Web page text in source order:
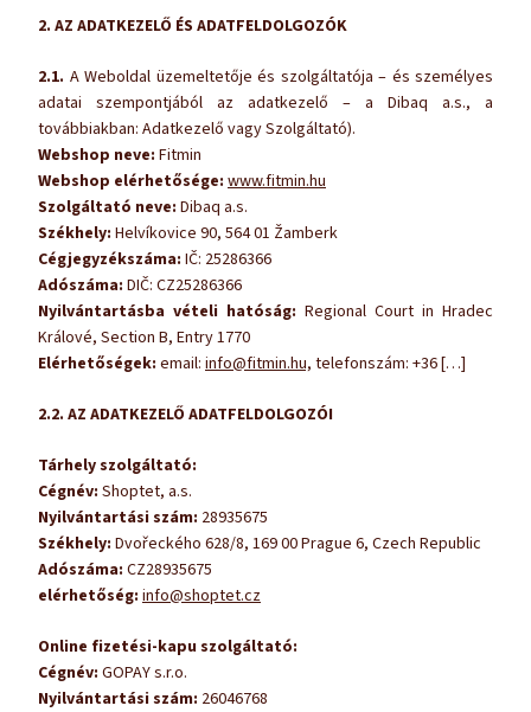
2. AZ ADATKEZELŐ ÉS ADATFELDOLGOZÓK
2.1. A Weboldal üzemeltetője és szolgáltatója – és személyes
adatai szempontjából az adatkezelő – a Dibaq a.s., a
továbbiakban: Adatkezelő vagy Szolgáltató).
Webshop neve: Fitmin
Webshop elérhetősége: www.fitmin.hu
Szolgáltató neve: Dibaq a.s.
Székhely: Helvíkovice 90, 564 01 Žamberk
Cégjegyzékszáma: IČ: 25286366
Adószáma: DIČ: CZ25286366
Nyilvántartásba vételi hatóság: Regional Court in Hradec
Králové, Section B, Entry 1770
Elérhetőségek: email: info@fitmin.hu, telefonszám: +36 […]
2.2. AZ ADATKEZELŐ ADATFELDOLGOZÓI
Tárhely szolgáltató:
Cégnév: Shoptet, a.s.
Nyilvántartási szám: 28935675
Székhely: Dvořeckého 628/8, 169 00 Prague 6, Czech Republic
Adószáma: CZ28935675
elérhetőség: info@shoptet.cz
Online fizetési-kapu szolgáltató:
Cégnév: GOPAY s.r.o.
Nyilvántartási szám: 26046768